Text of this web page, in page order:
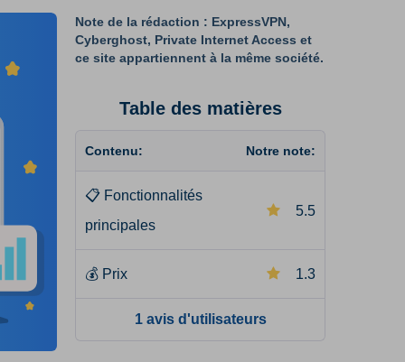
Note de la rédaction : ExpressVPN,
Cyberghost, Private Internet Access et
ce site appartiennent à la même société.
Table des matières
Contenu: Notre note:
📋 Fonctionnalités
principales
5.5
💰 Prix 1.3
1 avis d'utilisateurs